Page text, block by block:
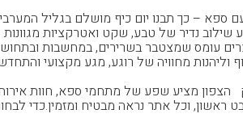
ספא – כך תבנו יום כיף מושלם בגליל
נדיר של טבע, שקט ואטרקציות
עומס שמצטבר בשרירים, במחשבות
מחוויה של רוגע, מגע מקצועי
הצפון מציע שפע של מתחמי ספא, חוות
וכל אתר נראה מבטיח ומזמין.כדי